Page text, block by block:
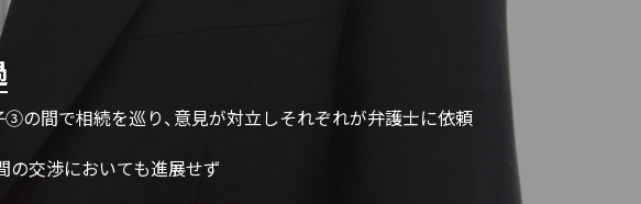
の間で相続を巡り、意見が対立しそれぞれが弁護士に依頼
の交渉においても進展せず